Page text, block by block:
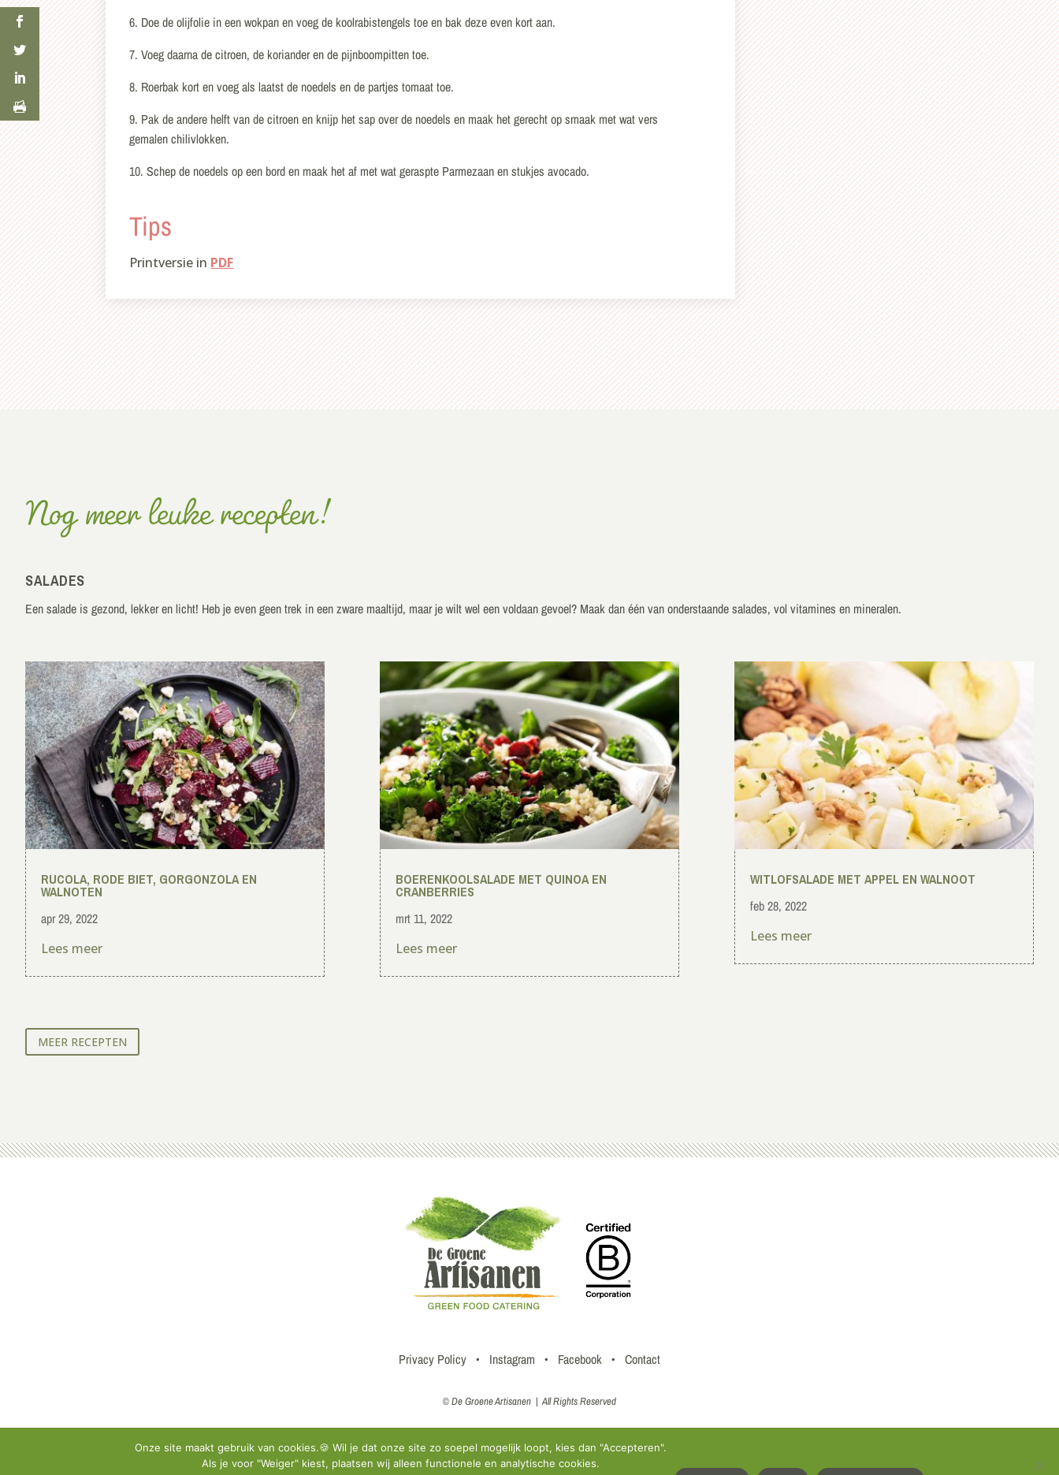
6. Doe de olijfolie in een wokpan en voeg de koolrabistengels toe en bak deze even kort aan.
7. Voeg daarna de citroen, de koriander en de pijnboompitten toe.
8. Roerbak kort en voeg als laatst de noedels en de partjes tomaat toe.
9. Pak de andere helft van de citroen en knijp het sap over de noedels en maak het gerecht op smaak met wat vers
gemalen chilivlokken.
10. Schep de noedels op een bord en maak het af met wat geraspte Parmezaan en stukjes avocado.
Tips
Printversie in PDF
Nog meer leuke recepten!
SALADES
Een salade is gezond, lekker en licht! Heb je even geen trek in een zware maaltijd, maar je wilt wel een voldaan gevoel? Maak dan één van onderstaande salades, vol vitamines en mineralen.
RUCOLA, RODE BIET, GORGONZOLA EN
WALNOTEN
apr 29, 2022
Lees meer
BOERENKOOLSALADE MET QUINOA EN
CRANBERRIES
mrt 11, 2022
Lees meer
WITLOFSALADE MET APPEL EN WALNOOT
feb 28, 2022
Lees meer
MEER RECEPTEN
Privacy Policy • Instagram • Facebook • Contact
© De Groene Artisanen | All Rights Reserved
Onze site maakt gebruik van cookies.🍪 Wil je dat onze site zo soepel mogelijk loopt, kies dan "Accepteren".
Als je voor "Weiger" kiest, plaatsen wij alleen functionele en analytische cookies.